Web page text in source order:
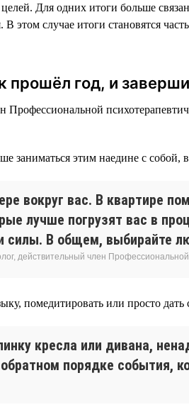
Для одних итоги больше
этом случае итоги становятся
прошёл год, и
заниматься этим наедине с собой,
вокруг вас. В квартире
лучше погрузят вас в
В общем, выбирайте
действительный член Профессиональной
помедитировать или просто дать
кресла или дивана,
порядке события,